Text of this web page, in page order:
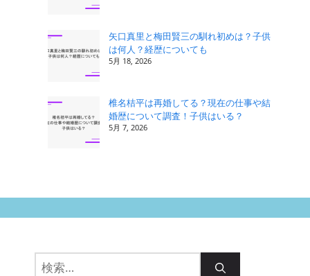
矢口真里と梅田賢三の馴れ初めは？子供
は何人？経歴についても
5月 18, 2026
椎名桔平は再婚してる？現在の仕事や結
婚歴について調査！子供はいる？
5月 7, 2026
検